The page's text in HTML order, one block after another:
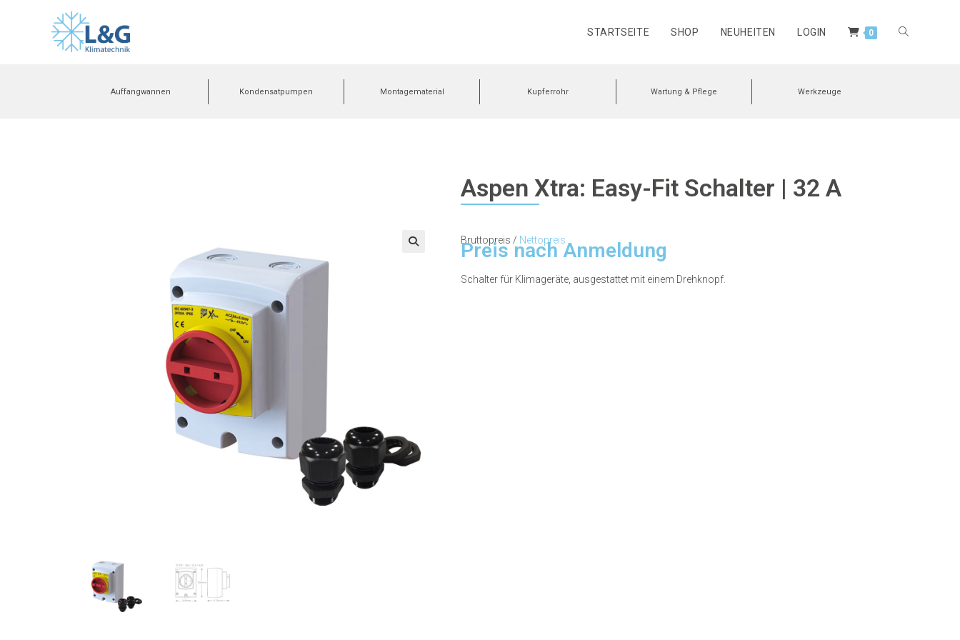
STARTSEITE SHOP NEUHEITEN LOGIN 0
Auffangwannen Kondensatpumpen Montagematerial Kupferrohr Wartung & Pflege Werkzeuge
Aspen Xtra: Easy-Fit Schalter | 32 A
Bruttopreis / Nettopreis
Preis nach Anmeldung
Schalter für Klimageräte, ausgestattet mit einem Drehknopf.